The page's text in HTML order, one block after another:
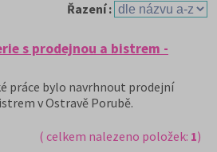
Řazení :
s prodejnou a bistrem -
práce bylo navrhnout prodejní
v Ostravě Porubě.
( celkem nalezeno položek: 1)